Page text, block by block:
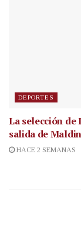
DEPORTES
La selección
salida de
HACE 2 SEMANAS